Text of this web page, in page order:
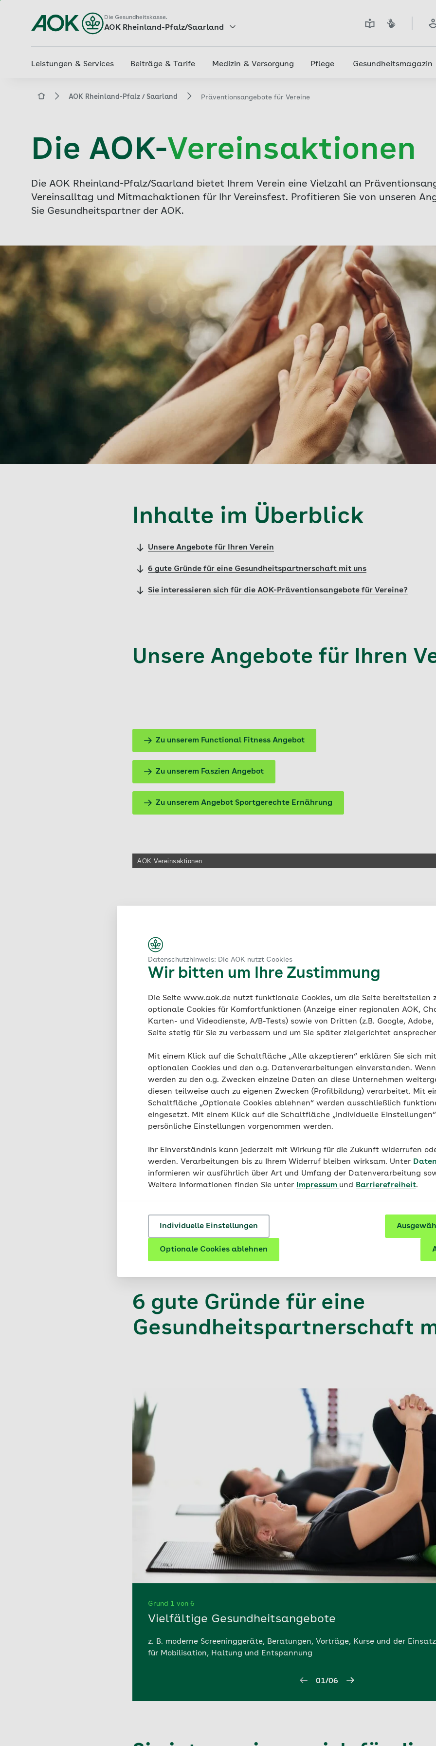
Datenschutzhinweis: Die AOK nutzt Cookies
Wir bitten um Ihre Zustimmung
Die Seite www.aok.de nutzt funktionale Cookies, um die Seite bereitstellen
optionale Cookies für Komfortfunktionen (Anzeige einer regionalen AOK,
Karten- und Videodienste, A/B-Tests) sowie von Dritten (z.B. Google,
Seite stetig für Sie zu verbessern und um Sie später zielgerichtet
Mit einem Klick auf die Schaltfläche „Alle akzeptieren“ erklären Sie sich
optionalen Cookies und den o.g. Datenverarbeitungen einverstanden.
werden zu den o.g. Zwecken einzelne Daten an diese Unternehmen
diesen teilweise auch zu eigenen Zwecken (Profilbildung) verarbeitet. Mit
Schaltfläche „Optionale Cookies ablehnen“ werden ausschließlich
eingesetzt. Mit einem Klick auf die Schaltfläche „Individuelle
persönliche Einstellungen vorgenommen werden.
Ihr Einverständnis kann jederzeit mit Wirkung für die Zukunft widerrufen
werden. Verarbeitungen bis zu Ihrem Widerruf bleiben wirksam. Unter
informieren wir ausführlich über Art und Umfang der Datenverarbeitung
Weitere Informationen finden Sie unter
Impressum und Barrierefreiheit.
Individuelle Einstellungen
Optionale Cookies ablehnen
Hauptinhalt
springen
Die Gesundheitskasse.
AOK Rheinland-Pfalz/Saarland
Leistungen & Services Beiträge & Tarife Medizin & Versorgung Pflege Gesundheitsmagazin
aok.de AOK Rheinland-Pfalz / Saarland Präventionsangebote für Vereine
Die AOK-Vereinsaktionen
Die AOK Rheinland-Pfalz/Saarland bietet Ihrem Verein eine Vielzahl an
Vereinsalltag und Mitmachaktionen für Ihr Vereinsfest. Profitieren Sie von unseren
Sie Gesundheitspartner der AOK.
Inhalte im Überblick
Unsere Angebote für Ihren Verein
6 gute Gründe für eine Gesundheitspartnerschaft mit uns
Sie interessieren sich für die AOK-Präventionsangebote für Vereine?
Unsere Angebote für Ihren
Zu unserem Functional Fitness Angebot
Zu unserem Faszien Angebot
Zu unserem Angebot Sportgerechte Ernährung
Fit für die Zukunft: Mit unseren Aktionen zu einem
und nachhaltigen Vereinsleben
PDF (2,51 MB)
6 gute Gründe für eine
Gesundheitspartnerschaft
Grund 1 von 6
Vielfältige Gesundheitsangebote
z. B. moderne Screeninggeräte, Beratungen, Vorträge, Kurse und der
für Mobilisation, Haltung und Entspannung
01/06